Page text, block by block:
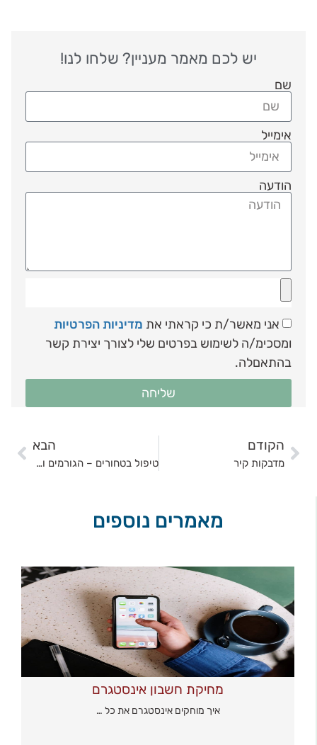
יש לכם מאמר מעניין? שלחו לנו!
שם
אימייל
הודעה
אני מאשר/ת כי קראתי את מדיניות הפרטיות
ומסכימ/ה לשימוש בפרטים שלי לצורך יצירת קשר
בהתאםלה.
שליחה
הקודם
מדבקות קיר
הבא
טיפול בטחורים – הגורמים וסוגי הטחורים הקיימים
מאמרים נוספים
מחיקת חשבון אינסטגרם
איך מוחקים אינסטגרם את כל …